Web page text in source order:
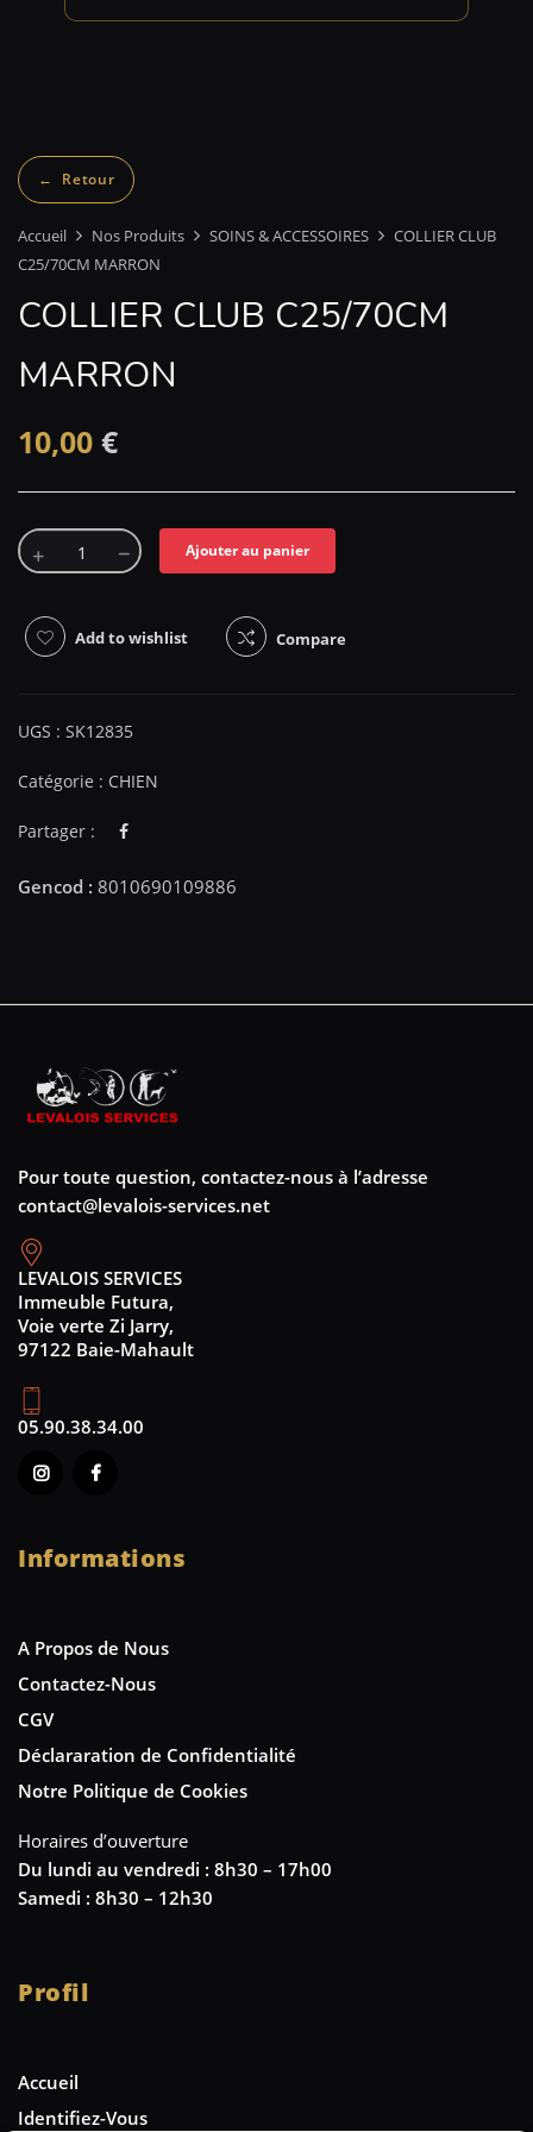
Accueil Nos Produits SOINS & ACCESSOIRES
COLLIER CLUB
C25/70CM MARRON
COLLIER CLUB C25/70CM
MARRON
10,00 €
Ajouter au panier
Add to wishlist Compare
UGS : SK12835
Catégorie : CHIEN
Partager :
Pour toute question, contactez-nous à l’adresse
contact@levalois-services.net
LEVALOIS SERVICES
Immeuble Futura,
Voie verte Zi Jarry,
97122 Baie-Mahault
05.90.38.34.00
Informations
A Propos de Nous
Contactez-Nous
CGV
Déclararation de Confidentialité
Notre Politique de Cookies
Horaires d’ouverture
Du lundi au vendredi : 8h30 – 17h00
Samedi : 8h30 – 12h30
Profil
Accueil
Identifiez-Vous